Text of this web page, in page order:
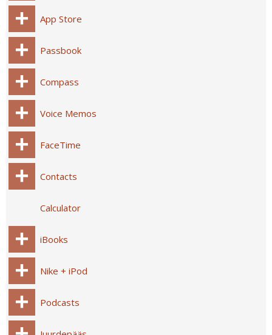
App Store
Passbook
Compass
Voice Memos
FaceTime
Contacts
Calculator
iBooks
Nike + iPod
Podcasts